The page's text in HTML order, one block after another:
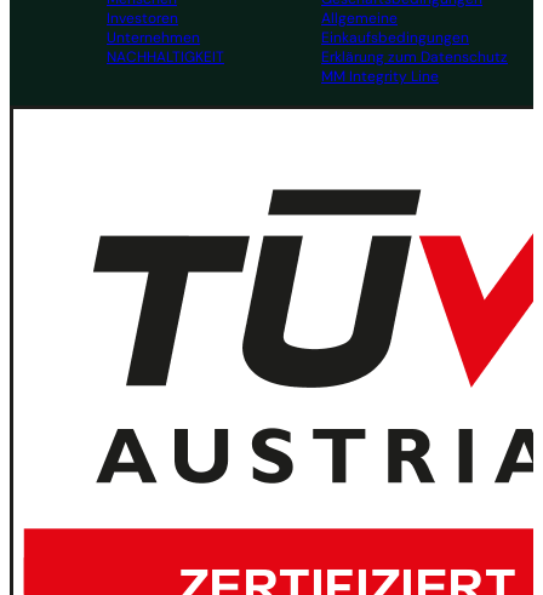
Investoren
Unternehmen
NACHHALTIGKEIT
Allgemeine
Einkaufsbedingungen
Erklärung zum Datenschutz
MM Integrity Line